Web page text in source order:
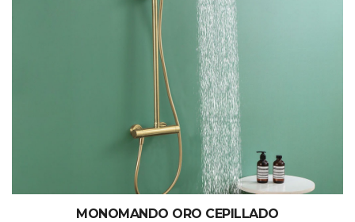
MONOMANDO ORO CEPILLADO